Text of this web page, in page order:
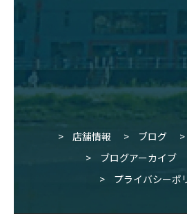
店舗情報 ブログ
ブログアーカイブ
プライバシーポ